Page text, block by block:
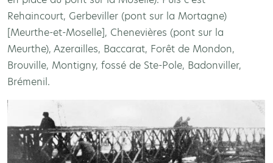
Rehaincourt, Gerbeviller (pont sur la Mortagne)
[Meurthe-et-Moselle], Chenevières (pont sur la
Meurthe), Azerailles, Baccarat, Forêt de Mondon,
Brouville, Montigny, fossé de Ste-Pole, Badonviller,
Brémenil.